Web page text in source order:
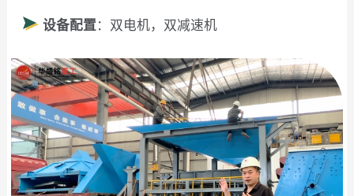
设备配置 ：双电机，双减速机